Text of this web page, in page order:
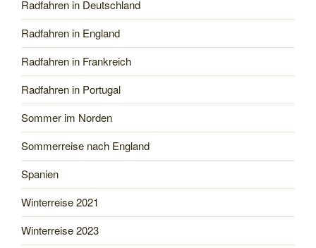
Radfahren in Deutschland
Radfahren in England
Radfahren in Frankreich
Radfahren in Portugal
Sommer im Norden
Sommerreise nach England
Spanien
Winterreise 2021
Winterreise 2023